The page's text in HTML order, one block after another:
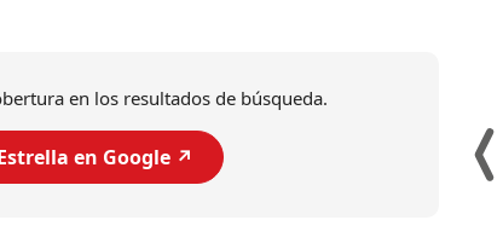
en los resultados de búsqueda.
en Google ↗️